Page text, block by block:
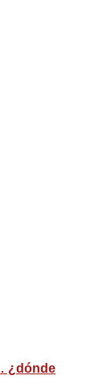
¿dónde